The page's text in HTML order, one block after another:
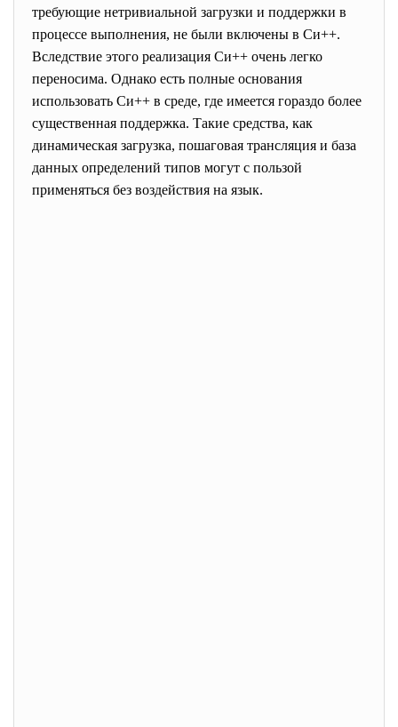
требующие нетривиальной загрузки и поддержки в
процессе выполнения, не были включены в Си++.
Вследствие этого реализация Си++ очень легко
переносима. Однако есть полные основания
использовать Си++ в среде, где имеется гораздо более
существенная поддержка. Такие средства, как
динамическая загрузка, пошаговая трансляция и база
данных определений типов могут с пользой
применяться без воздействия на язык.